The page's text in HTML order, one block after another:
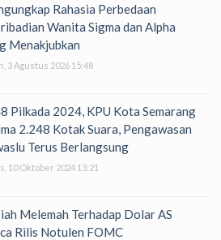
Rahasia Perbedaan
Wanita Sigma dan Alpha
Menakjubkan
3 Agustus 2026 15:48
Pilkada 2024, KPU Kota Semarang
2.248 Kotak Suara, Pengawasan
Terus Berlangsung
10 Oktober 2024 13:21
Melemah Terhadap Dolar AS
Rilis Notulen FOMC